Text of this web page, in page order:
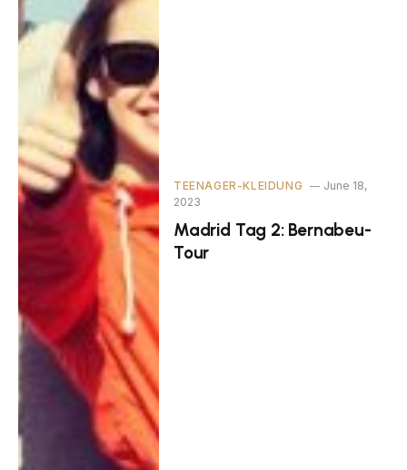
TEENAGER-KLEIDUNG
June 18,
2023
Madrid Tag 2: Bernabeu-
Tour